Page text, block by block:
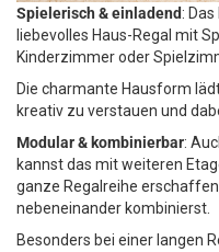
Spielerisch & einladend:
liebevolles Haus-Regal mit
Kinderzimmer oder
Die charmante Hausform
kreativ zu verstauen und
Modular & kombinierbar:
kannst das mit weiteren
ganze Regalreihe
nebeneinander kombinierst.
Besonders bei einer langen